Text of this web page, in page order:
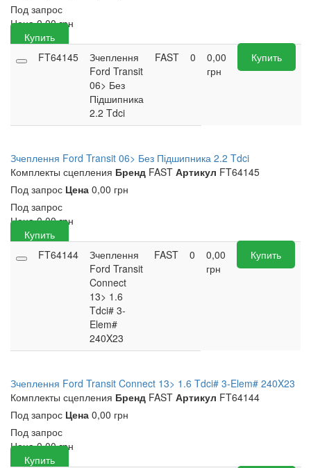
Под запрос
Цена 0,00грн
Купить
FT64145
Зчеплення
Ford Transit
06> Без
Підшипника
2.2 Tdci
FAST 0
0,00
грн
Купить
Зчеплення Ford Transit 06> Без Підшипника 2.2 Tdci
Комплекты сцепления Бренд FAST Артикул FT64145
Под запрос Цена 0,00 грн
Под запрос
Цена 0,00грн
Купить
FT64144
Зчеплення
Ford Transit
Connect
13> 1.6
Tdci# 3-
Elem#
240X23
FAST 0
0,00
грн
Купить
Зчеплення Ford Transit Connect 13> 1.6 Tdci# 3-Elem# 240X23
Комплекты сцепления Бренд FAST Артикул FT64144
Под запрос Цена 0,00 грн
Под запрос
Цена 0,00грн
Купить